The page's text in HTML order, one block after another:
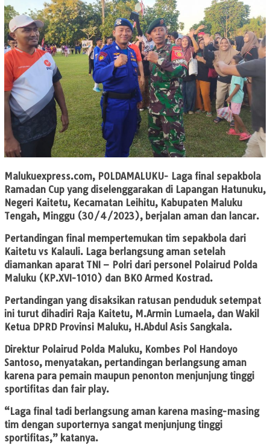
Malukuexpress.com, POLDAMALUKU- Laga final sepakbola
Ramadan Cup yang diselenggarakan di Lapangan Hatunuku,
Negeri Kaitetu, Kecamatan Leihitu, Kabupaten Maluku
Tengah, Minggu (30/4/2023), berjalan aman dan lancar.
Pertandingan final mempertemukan tim sepakbola dari
Kaitetu vs Kalauli. Laga berlangsung aman setelah
diamankan aparat TNI – Polri dari personel Polairud Polda
Maluku (KP.XVI-1010) dan BKO Armed Kostrad.
Pertandingan yang disaksikan ratusan penduduk setempat
ini turut dihadiri Raja Kaitetu, M.Armin Lumaela, dan Wakil
Ketua DPRD Provinsi Maluku, H.Abdul Asis Sangkala.
Direktur Polairud Polda Maluku, Kombes Pol Handoyo
Santoso, menyatakan, pertandingan berlangsung aman
karena para pemain maupun penonton menjunjung tinggi
sportifitas dan fair play.
“Laga final tadi berlangsung aman karena masing-masing
tim dengan suporternya sangat menjunjung tinggi
sportifitas,” katanya.